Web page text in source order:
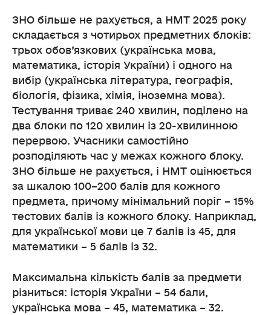
ЗНО більше не рахується, а НМТ 2025 року
складається з чотирьох предметних блоків:
трьох обов’язкових (українська мова,
математика, історія України) і одного на
вибір (українська література, географія,
біологія, фізика, хімія, іноземна мова).
Тестування триває 240 хвилин, поділено на
два блоки по 120 хвилин із 20-хвилинною
перервою. Учасники самостійно
розподіляють час у межах кожного блоку.
ЗНО більше не рахується, і НМТ оцінюється
за шкалою 100–200 балів для кожного
предмета, причому мінімальний поріг – 15%
тестових балів із кожного блоку. Наприклад,
для української мови це 7 балів із 45, для
математики – 5 балів із 32.
Максимальна кількість балів за предмети
різниться: історія України – 54 бали,
українська мова – 45, математика – 32.